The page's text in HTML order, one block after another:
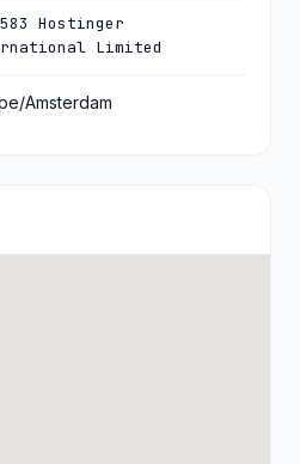
Hostinger
Limited
Amsterdam